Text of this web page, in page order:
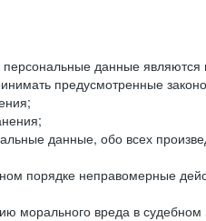
персональные данные
предусмотренные
данные, обо всех
порядке неправомерные
морального вреда в судебном